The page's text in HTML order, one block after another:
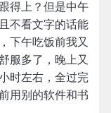
得上？但是中午
不看文字的话能
下午吃饭前我又
服多了，晚上又
时左右，全过完
用别的软件和书